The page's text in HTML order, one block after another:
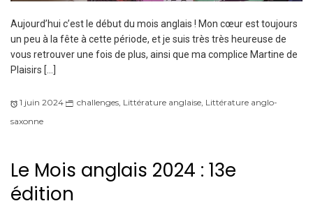
Aujourd’hui c’est le début du mois anglais ! Mon cœur est toujours
un peu à la fête à cette période, et je suis très très heureuse de
vous retrouver une fois de plus, ainsi que ma complice Martine de
Plaisirs […]
1 juin 2024 challenges, Littérature anglaise, Littérature anglo-
saxonne
Le Mois anglais 2024 : 13e
édition